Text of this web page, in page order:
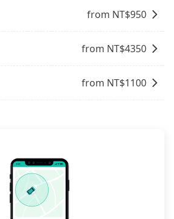
花16分鐘、車費200元後，抵達長
3位同行，高鐵加轉乘之平均每人花
天喊價或恣意繞路。但如果全程使
接送，則每人平均花費約780元，
用。
小時約40元）、保險費、罰單另
超里程費用。由於絕大多數的租
租乙還的服務，所以要不當天就需
大飯店，不然就是需要一次租用多
的花費至少$3,000、九人座$6,000
from NT$950
from NT$4350
from NT$1100